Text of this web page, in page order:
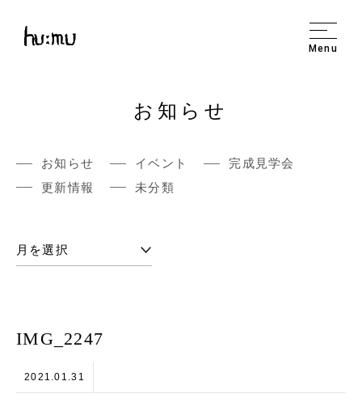
Menu
お知らせ
お知らせ イベント
完成見学会
更新情報
未分類
IMG_2247
2021.01.31